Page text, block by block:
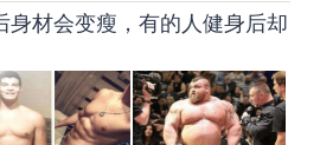
身材会变瘦，有的人健身后却